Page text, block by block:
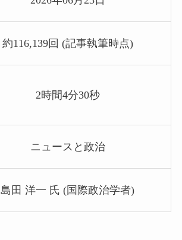
約116,139回 (記事執筆時点)
2時間4分30秒
ニュースと政治
島田 洋一 氏 (国際政治学者)